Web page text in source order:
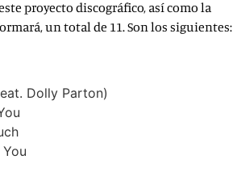
proyecto discográfico, así como la
un total de 11. Son los siguientes:
Dolly Parton)